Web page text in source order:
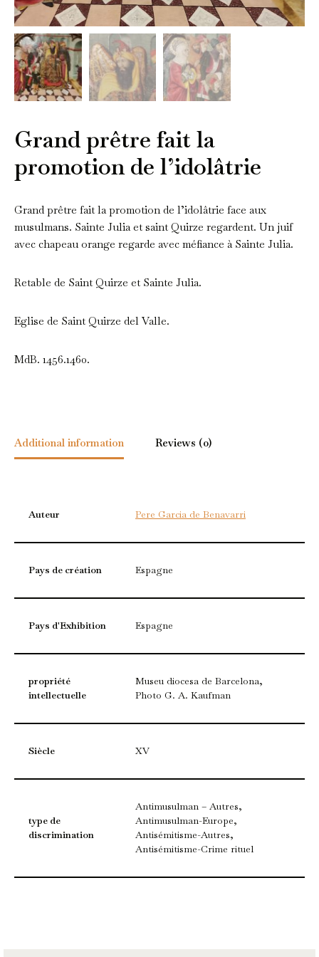
Grand prêtre fait la
promotion de l’idolâtrie
Grand prêtre fait la promotion de l’idolâtrie face aux
musulmans. Sainte Julia et saint Quirze regardent. Un juif
avec chapeau orange regarde avec méfiance à Sainte Julia.
Retable de Saint Quirze et Sainte Julia.
Eglise de Saint Quirze del Valle.
MdB. 1456.1460.
Additional information Reviews (0)
Auteur Pere Garcia de Benavarri
Pays de création Espagne
Pays d'Exhibition Espagne
propriété
intellectuelle
Museu diocesa de Barcelona,
Photo G. A. Kaufman
Siècle XV
type de
discrimination
Antimusulman – Autres,
Antimusulman-Europe,
Antisémitisme-Autres,
Antisémitisme-Crime rituel